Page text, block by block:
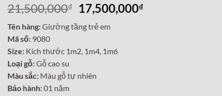
21,500,000₫
Giá
gốc
là:
17,500,000₫Giá
Tên hàng:Giường tầng trẻ em
Mã số: 9080
Size: Kích thước 1m2, 1m4, 1m6
Loại gỗ:Gỗ cao su
Màu sắc: Màu gỗ tự nhiên
Bảo hành:01 năm